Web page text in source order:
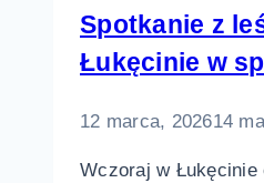
Spotkanie z
Łukęcinie w
12 marca, 202614
Wczoraj w Łukęcinie